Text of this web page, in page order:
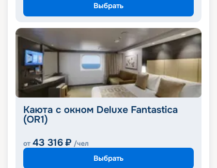
Выбрать
Каюта с окном Deluxe Fantastica
(OR1)
от 43 316 ₽ /чел
Выбрать